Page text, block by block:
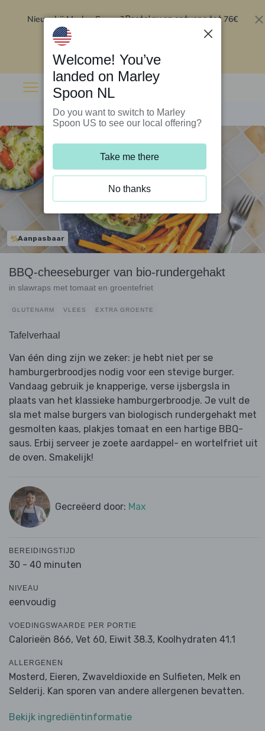
Nieuw bij Marley Spoon?Bestel nu en ontvang tot 76€
Aanpasbaar
BBQ-cheeseburger van bio-rundergehakt
in slawraps met tomaat en groentefriet
GLUTENARM VLEES EXTRA GROENTE
Tafelverhaal
Van één ding zijn we zeker: je hebt niet per se
hamburgerbroodjes nodig voor een stevige burger.
Vandaag gebruik je knapperige, verse ijsbergsla in
plaats van het klassieke hamburgerbroodje. Je vult de
sla met malse burgers van biologisch rundergehakt met
gesmolten kaas, plakjes tomaat en een hartige BBQ-
saus. Erbij serveer je zoete aardappel- en wortelfriet uit
de oven. Smakelijk!
Gecreëerd door: Max
BEREIDINGSTIJD
30 - 40 minuten
NIVEAU
eenvoudig
VOEDINGSWAARDE PER PORTIE
Calorieën 866, Vet 60, Eiwit 38.3, Koolhydraten 41.1
ALLERGENEN
Mosterd, Eieren, Zwaveldioxide en Sulfieten, Melk en
Selderij. Kan sporen van andere allergenen bevatten.
Bekijk ingrediëntinformatie
Welcome! You’ve
landed on Marley
Spoon NL
Do you want to switch to Marley
Spoon US to see our local offering?
Take me there
No thanks